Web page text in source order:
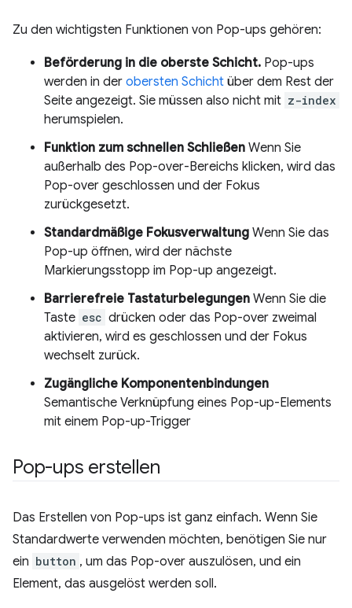
Zu den wichtigsten Funktionen von Pop-ups gehören:
Beförderung in die oberste Schicht. Pop-ups
werden in der obersten Schicht über dem Rest der
Seite angezeigt. Sie müssen also nicht mit z-index
herumspielen.
Funktion zum schnellen Schließen Wenn Sie
außerhalb des Pop-over-Bereichs klicken, wird das
Pop-over geschlossen und der Fokus
zurückgesetzt.
Standardmäßige Fokusverwaltung Wenn Sie das
Pop-up öffnen, wird der nächste
Markierungsstopp im Pop-up angezeigt.
Barrierefreie Tastaturbelegungen Wenn Sie die
Taste esc drücken oder das Pop-over zweimal
aktivieren, wird es geschlossen und der Fokus
wechselt zurück.
Zugängliche Komponentenbindungen
Semantische Verknüpfung eines Pop-up-Elements
mit einem Pop-up-Trigger
Pop-ups erstellen
Das Erstellen von Pop-ups ist ganz einfach. Wenn Sie
Standardwerte verwenden möchten, benötigen Sie nur
ein button , um das Pop-over auszulösen, und ein
Element, das ausgelöst werden soll.